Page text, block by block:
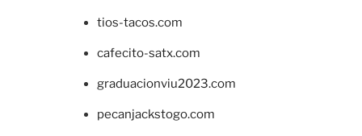
tios-tacos.com
cafecito-satx.com
graduacionviu2023.com
pecanjackstogo.com